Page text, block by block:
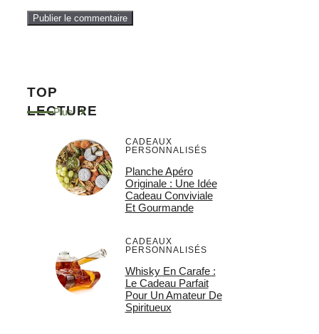
TOP
LECTURE
Plus
CADEAUX
PERSONNALISÉS
Planche Apéro
Originale : Une Idée
Cadeau Conviviale
Et Gourmande
CADEAUX
PERSONNALISÉS
Whisky En Carafe :
Le Cadeau Parfait
Pour Un Amateur De
Spiritueux